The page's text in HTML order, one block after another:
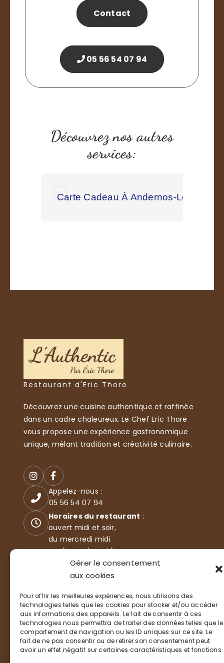
Gérer le consentement
aux cookies
Pour offrir les meilleures expériences, nous utilisons des
technologies telles que les cookies pour stocker et/ou accéder
aux informations des appareils. Le fait de consentir à ces
technologies nous permettra de traiter des données telles que le
comportement de navigation ou les ID uniques sur ce site. Le
fait de ne pas consentir ou de retirer son consentement peut
avoir un effet négatif sur certaines caractéristiques et fonctions.
Contact
05 56 54 07 94
Découvrez nos autres
services:
Carte Cadeau À Andernos-Les-Bains
Restaurant d'Eric Thore
Découvrez une cuisine authentique et raffinée
dans un cadre chaleureux. Le Chef Eric Thore
vous propose une expérience gastronomique
unique, mêlant tradition et créativité culinaire.
Appelez-nous :
05 56 54 07 94
Horaires du restaurant :
ouvert midi et soir,
du mercredi midi
au dimanche midi
35 Boulevard de l'océan
33115 LA TESTE-DE-BUCH